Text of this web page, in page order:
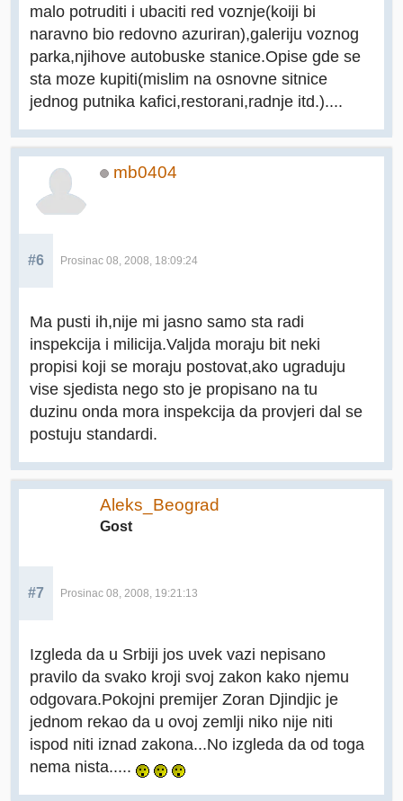
malo potruditi i ubaciti red voznje(koiji bi
naravno bio redovno azuriran),galeriju voznog
parka,njihove autobuske stanice.Opise gde se
sta moze kupiti(mislim na osnovne sitnice
jednog putnika kafici,restorani,radnje itd.)....
mb0404
#6 Prosinac 08, 2008, 18:09:24
Ma pusti ih,nije mi jasno samo sta radi
inspekcija i milicija.Valjda moraju bit neki
propisi koji se moraju postovat,ako ugraduju
vise sjedista nego sto je propisano na tu
duzinu onda mora inspekcija da provjeri dal se
postuju standardi.
Aleks_Beograd
Gost
#7 Prosinac 08, 2008, 19:21:13
Izgleda da u Srbiji jos uvek vazi nepisano
pravilo da svako kroji svoj zakon kako njemu
odgovara.Pokojni premijer Zoran Djindjic je
jednom rekao da u ovoj zemlji niko nije niti
ispod niti iznad zakona...No izgleda da od toga
nema nista.....